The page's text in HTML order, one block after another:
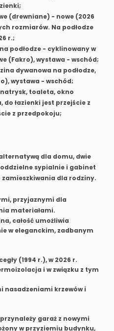
(drewniane) - nowe (2026
rozmiarów. Na podłodze
r.;
podłodze - cyklinowany w
(Fakro), wystawa - wschód;
dywanowa na podłodze,
wystawa - wschód;
toaleta, okno
łazienki jest przejście z
z przedpokoju;
dla domu, dwie
sypialnie i gabinet
dla rodziny.
przyjaznymi dla
materiałami.
całość umożliwia
w eleganckim, zadbanym
(1994 r.), w 2026 r.
i w związku z tym
nasadzeniami krzewów i
garaż z nowymi
w przyziemiu budynku,